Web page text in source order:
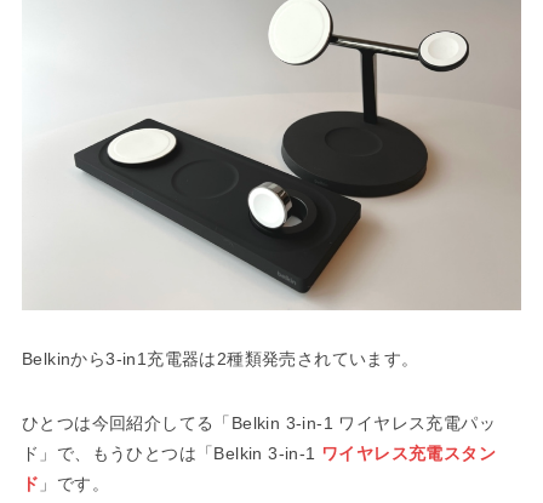
Belkinから3-in1充電器は2種類発売されています。
ひとつは今回紹介してる「Belkin 3-in-1 ワイヤレス充電パッ
ド」で、もうひとつは「Belkin 3-in-1
ワイヤレス充電スタン
ド 」です。